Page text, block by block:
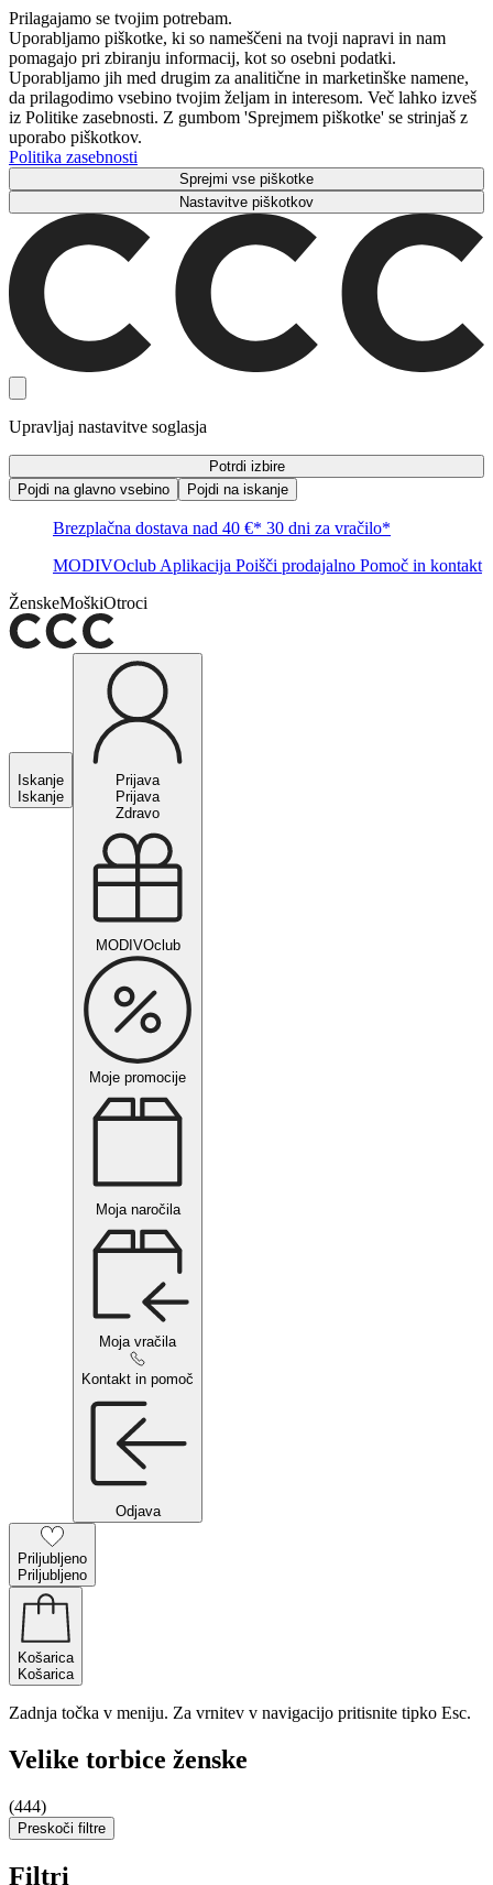
Prilagajamo se tvojim potrebam.
Uporabljamo piškotke, ki so nameščeni na tvoji napravi in ​​nam
pomagajo pri zbiranju informacij, kot so osebni podatki.
Uporabljamo jih med drugim za analitične in marketinške namene,
da prilagodimo vsebino tvojim željam in interesom. Več lahko izveš
iz Politike zasebnosti. Z gumbom 'Sprejmem piškotke' se strinjaš z
uporabo piškotkov.
Politika zasebnosti
Sprejmi vse piškotke
Nastavitve piškotkov
Upravljaj nastavitve soglasja
Potrdi izbire
Pojdi na glavno vsebino
Pojdi na iskanje
Brezplačna dostava nad 40 €* 30 dni za vračilo*
MODIVOclub Aplikacija Poišči prodajalno Pomoč in kontakt
ŽenskeMoškiOtroci
Iskanje
Iskanje
Prijava
Prijava
Zdravo
MODIVOclub
Moje promocije
Moja naročila
Moja vračila
Kontakt in pomoč
Odjava
Priljubljeno
Priljubljeno
Košarica
Košarica
Zadnja točka v meniju. Za vrnitev v navigacijo pritisnite tipko Esc.
Velike torbice ženske
(444)
Preskoči filtre
Filtri